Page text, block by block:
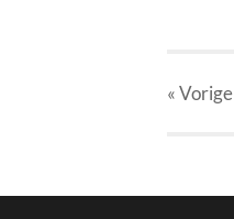
« Vorige